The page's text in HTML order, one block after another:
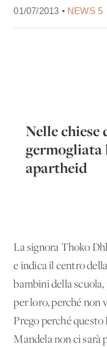
01/07/2013 • NEWS 5
Nelle chiese
apartheid
La signora Thoko
e indica il centro
bambini della
per loro, perché non
Prego perché questo
Mandela non ci sarà